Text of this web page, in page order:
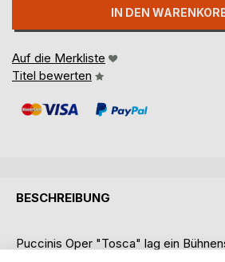
IN DEN
Auf die Merkliste
Titel bewerten
BESCHREIBUNG
Puccinis Oper "Tosca" lag ein